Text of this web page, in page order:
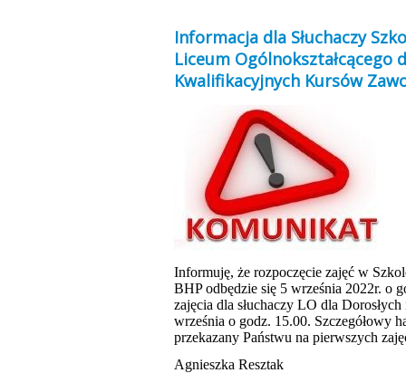
Informacja dla Słuchaczy
Liceum Ogólnokształcącego
Kwalifikacyjnych Kursów
Informuję, że rozpoczęcie zajęć w
BHP odbędzie się 5 września 2022r. o
zajęcia dla słuchaczy LO dla
września o godz. 15.00. Szczegółowy
przekazany Państwu na pierwszych
Agnieszka Resztak